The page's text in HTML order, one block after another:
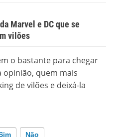
Marvel e DC que se
vilões
o bastante para chegar
opinião, quem mais
de vilões e deixá-la
Não